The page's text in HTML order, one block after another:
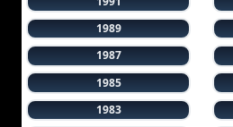
1989
1987
1985
1983